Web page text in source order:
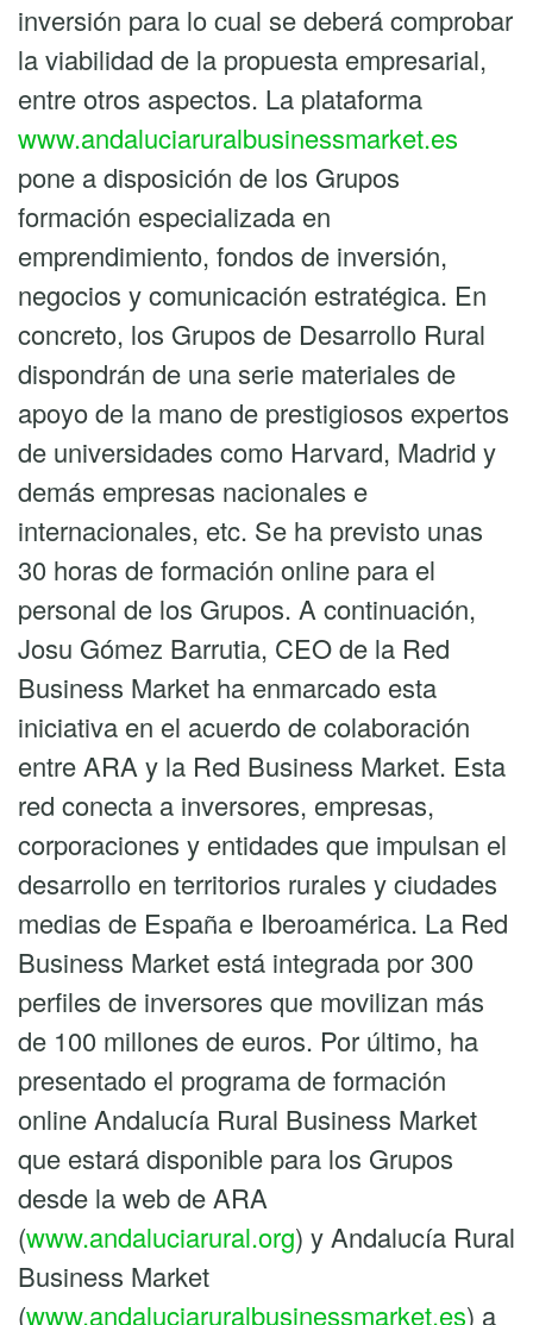
inversión para lo cual se deberá comprobar
la viabilidad de la propuesta empresarial,
entre otros aspectos. La plataforma
www.andaluciaruralbusinessmarket.es
pone a disposición de los Grupos
formación especializada en
emprendimiento, fondos de inversión,
negocios y comunicación estratégica. En
concreto, los Grupos de Desarrollo Rural
dispondrán de una serie materiales de
apoyo de la mano de prestigiosos expertos
de universidades como Harvard, Madrid y
demás empresas nacionales e
internacionales, etc. Se ha previsto unas
30 horas de formación online para el
personal de los Grupos. A continuación,
Josu Gómez Barrutia, CEO de la Red
Business Market ha enmarcado esta
iniciativa en el acuerdo de colaboración
entre ARA y la Red Business Market. Esta
red conecta a inversores, empresas,
corporaciones y entidades que impulsan el
desarrollo en territorios rurales y ciudades
medias de España e Iberoamérica. La Red
Business Market está integrada por 300
perfiles de inversores que movilizan más
de 100 millones de euros. Por último, ha
presentado el programa de formación
online Andalucía Rural Business Market
que estará disponible para los Grupos
desde la web de ARA
(www.andaluciarural.org) y Andalucía Rural
Business Market
(www.andaluciaruralbusinessmarket.es) a